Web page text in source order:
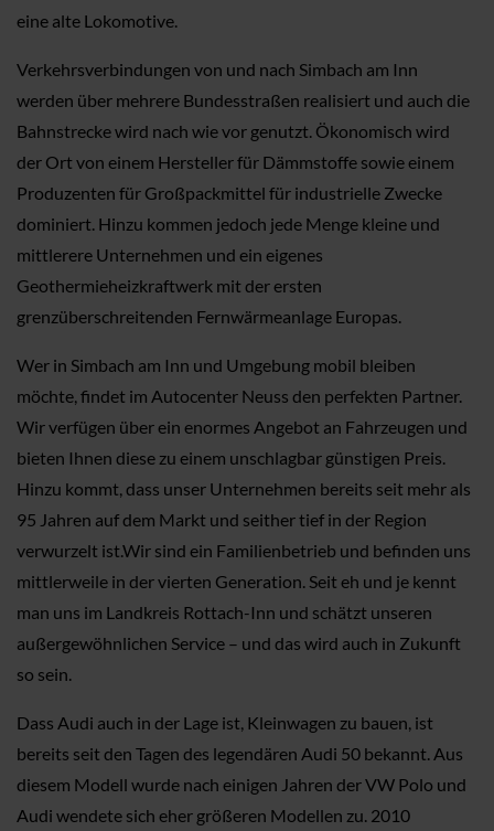
eine alte Lokomotive.
Verkehrsverbindungen von und nach Simbach am Inn
werden über mehrere Bundesstraßen realisiert und auch die
Bahnstrecke wird nach wie vor genutzt. Ökonomisch wird
der Ort von einem Hersteller für Dämmstoffe sowie einem
Produzenten für Großpackmittel für industrielle Zwecke
dominiert. Hinzu kommen jedoch jede Menge kleine und
mittlerere Unternehmen und ein eigenes
Geothermieheizkraftwerk mit der ersten
grenzüberschreitenden Fernwärmeanlage Europas.
Wer in Simbach am Inn und Umgebung mobil bleiben
möchte, findet im Autocenter Neuss den perfekten Partner.
Wir verfügen über ein enormes Angebot an Fahrzeugen und
bieten Ihnen diese zu einem unschlagbar günstigen Preis.
Hinzu kommt, dass unser Unternehmen bereits seit mehr als
95 Jahren auf dem Markt und seither tief in der Region
verwurzelt ist.Wir sind ein Familienbetrieb und befinden uns
mittlerweile in der vierten Generation. Seit eh und je kennt
man uns im Landkreis Rottach-Inn und schätzt unseren
außergewöhnlichen Service – und das wird auch in Zukunft
so sein.
Dass Audi auch in der Lage ist, Kleinwagen zu bauen, ist
bereits seit den Tagen des legendären Audi 50 bekannt. Aus
diesem Modell wurde nach einigen Jahren der VW Polo und
Audi wendete sich eher größeren Modellen zu. 2010